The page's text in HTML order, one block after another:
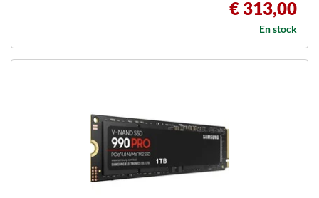
€ 313,00
En stock